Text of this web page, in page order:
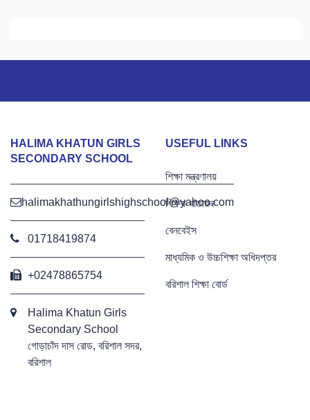
HALIMA KHATUN GIRLS
SECONDARY SCHOOL
halimakhathungirlshighschool@yahoo.com
01718419874
+02478865754
Halima Khatun Girls
Secondary School
গোড়াচাঁদ দাস রোড, বরিশাল সদর,
বরিশাল
USEFUL LINKS
শিক্ষা মন্ত্রণালয়
শিক্ষক বাতায়ন
বেনবেইস
মাধ্যমিক ও উচ্চশিক্ষা অধিদপ্তর
বরিশাল শিক্ষা বোর্ড